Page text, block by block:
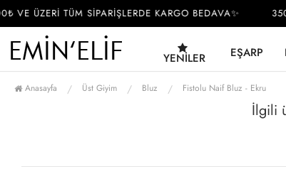
VE ÜZERİ TÜM SİPARİŞLERDE KARGO BEDAVA✨
YENILER EŞARP
Anasayfa Üst Giyim Bluz Fistolu Naif Bluz - Ekru
İlgili